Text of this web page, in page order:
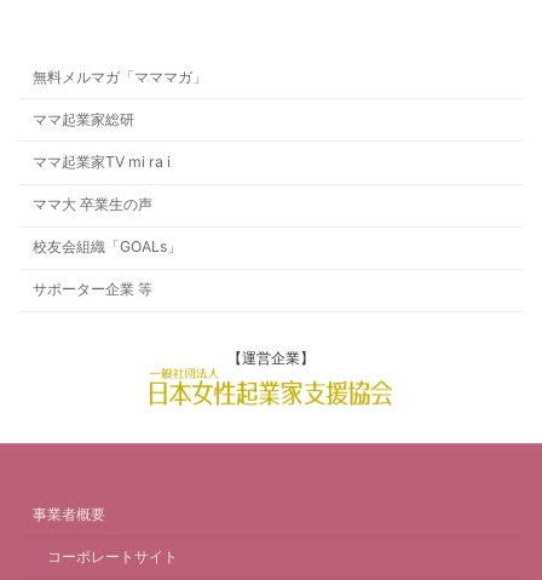
無料メルマガ「マママガ」
ママ起業家総研
ママ起業家TV mi ra i
ママ大 卒業生の声
校友会組織「GOALs」
サポーター企業 等
【運営企業】
事業者概要
コーポレートサイト